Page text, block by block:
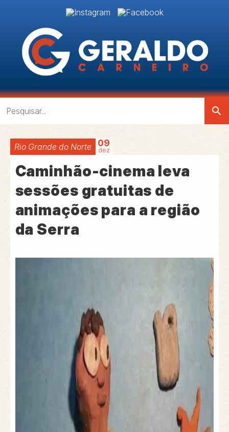
search
Rio Grande do Norte 09
dez
Caminhão-cinema leva
sessões gratuitas de
animações para a região
da Serra